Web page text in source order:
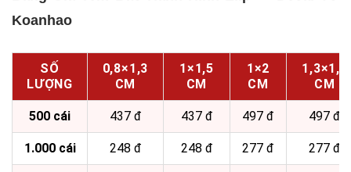
Koanhao
SỐ
LƯỢNG
0,8×1,3
CM
1×1,5
CM
1×2
CM
1,3×1,8
CM
500 cái 437 đ 437 đ 497 đ 497 đ
1.000 cái 248 đ 248 đ 277 đ 277 đ